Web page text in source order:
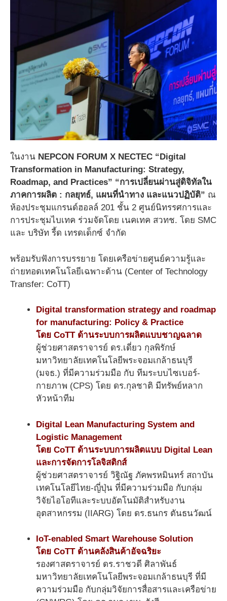
ในงาน NEPCON FORUM X NECTEC “Digital
Transformation in Manufacturing: Strategy,
Roadmap, and Practices” “การเปลี่ยนผ่านสู่ดิจิทัลใน
ภาคการผลิต : กลยุทธ์, แผนที่นำทาง และแนวปฏิบัติ” ณ
ห้องประชุมแกรนด์ฮอลล์ 201 ชั้น 2 ศูนย์นิทรรศการและ
การประชุมไบเทค ร่วมจัดโดย เนคเทค สวทช. โดย SMC
และ บริษัท รี้ด เทรดเด็กซ์ จำกัด
พร้อมรับฟังการบรรยาย โดยเครือข่ายศูนย์ความรู้และ
ถ่ายทอดเทคโนโลยีเฉพาะด้าน (Center of Technology
Transfer: CoTT)
Digital transformation strategy and roadmap
for manufacturing: Policy & Practice
โดย CoTT ด้านระบบการผลิตแบบชาญฉลาด
ผู้ช่วยศาสตราจารย์ ดร.เดี่ยว กุลพิรักษ์
มหาวิทยาลัยเทคโนโลยีพระจอมเกล้าธนบุรี
(มจธ.) ที่มีความร่วมมือ กับ ทีมระบบไซเบอร์-
กายภาพ (CPS) โดย ดร.กุลชาติ มีทรัพย์หลาก
หัวหน้าทีม
Digital Lean Manufacturing System and
Logistic Management
โดย CoTT ด้านระบบการผลิตแบบ Digital Lean
และการจัดการโลจิสติกส์
ผู้ช่วยศาสตราจารย์ วิฐิณัฐ ภัคพรหมินทร์ สถาบัน
เทคโนโลยีไทย-ญี่ปุ่น ที่มีความร่วมมือ กับกลุ่ม
วิจัยไอโอทีและระบบอัตโนมัติสำหรับงาน
อุตสาหกรรม (IIARG) โดย ดร.ธนกร ตันธนวัฒน์
IoT-enabled Smart Warehouse Solution
โดย CoTT ด้านคลังสินค้าอัจฉริยะ
รองศาสตราจารย์ ดร.ราชวดี ศิลาพันธ์
มหาวิทยาลัยเทคโนโลยีพระจอมเกล้าธนบุรี ที่มี
ความร่วมมือ กับกลุ่มวิจัยการสื่อสารและเครือข่าย